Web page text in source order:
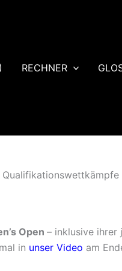
RECHNER
Open – inklusive ihrer
in unser Video am